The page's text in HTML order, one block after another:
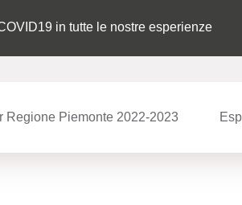
in tutte le nostre esperienze
Regione Piemonte 2022-2023